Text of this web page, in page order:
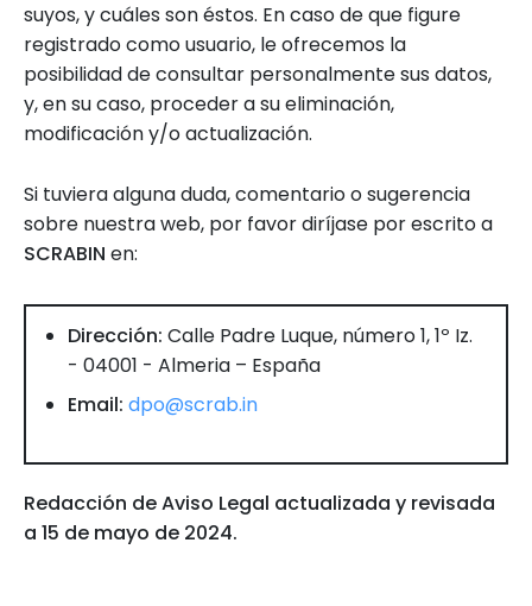
suyos, y cuáles son éstos. En caso de que figure
registrado como usuario, le ofrecemos la
posibilidad de consultar personalmente sus datos,
y, en su caso, proceder a su eliminación,
modificación y/o actualización.
Si tuviera alguna duda, comentario o sugerencia
sobre nuestra web, por favor diríjase por escrito a
SCRABIN en:
Dirección: Calle Padre Luque, número 1, 1º Iz.
- 04001 - Almeria – España
Email: dpo@scrab.in
Redacción de Aviso Legal actualizada y revisada
a 15 de mayo de 2024.